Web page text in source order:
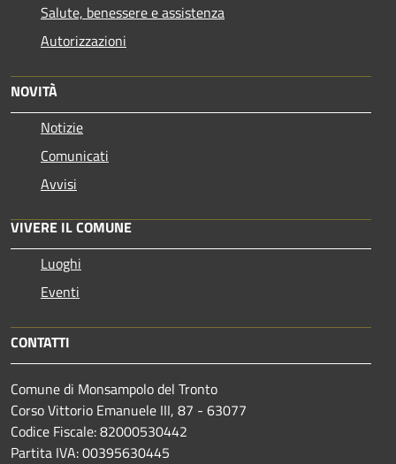
Salute, benessere e assistenza
Autorizzazioni
NOVITÀ
Notizie
Comunicati
Avvisi
VIVERE IL COMUNE
Luoghi
Eventi
CONTATTI
Comune di Monsampolo del Tronto
Corso Vittorio Emanuele III, 87 - 63077
Codice Fiscale: 82000530442
Partita IVA: 00395630445